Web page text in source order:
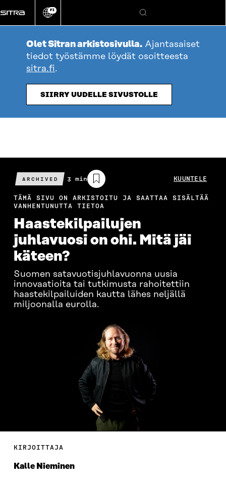
suoraan
sisältöön
Vaihda
kieli
FI
Hae
Olet Sitran arkistosivulla. Ajantasaiset
tiedot työstämme löydät osoitteesta
sitra.fi.
SIIRRY UUDELLE SIVUSTOLLE
ARCHIVED
Arvioitu
lukuaika
3 min KUUNTELE
TÄMÄ SIVU ON ARKISTOITU JA SAATTAA SISÄLTÄÄ
VANHENTUNUTTA TIETOA
Haastekilpailujen
juhlavuosi on ohi. Mitä jäi
käteen?
Suomen satavuotisjuhlavuonna uusia
innovaatioita tai tutkimusta rahoitettiin
haastekilpailuiden kautta lähes neljällä
miljoonalla eurolla.
KIRJOITTAJA
Kalle Nieminen